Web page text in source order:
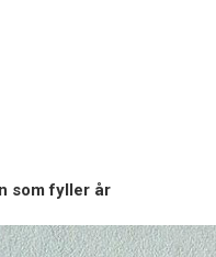
som fyller år